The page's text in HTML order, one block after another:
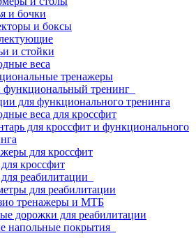
и бочки
и боксы
и стойки
веса
тренажеры
функциональный тренинг
для функционального тренинга
веса для кроссфит
для кроссфит и функционального
для кроссфит
кроссфит
реабилитации
для реабилитации
тренажеры и МТБ
дорожки для реабилитации
напольные покрытия